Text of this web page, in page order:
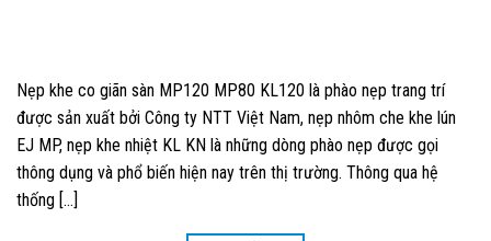
Nẹp khe co giãn sàn MP120 MP80 KL120 là phào nẹp trang trí
được sản xuất bởi Công ty NTT Việt Nam, nẹp nhôm che khe lún
EJ MP, nẹp khe nhiệt KL KN là những dòng phào nẹp được gọi
thông dụng và phổ biến hiện nay trên thị trường. Thông qua hệ
thống […]